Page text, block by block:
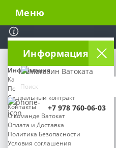
Меню
Информация
Информация
Как отследить посылку
Поставщикам
Социальный контракт
Контакты
О команде Ватокат
Оплата и Доставка
Политика Безопасности
Условия соглашения
+7 978 760-06-03